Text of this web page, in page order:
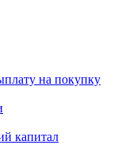
на покупку
капитал